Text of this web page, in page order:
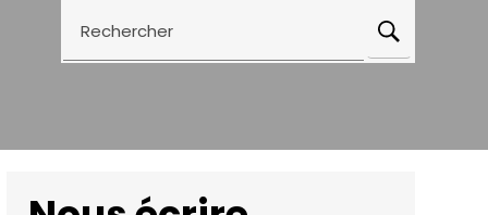
Rechercher